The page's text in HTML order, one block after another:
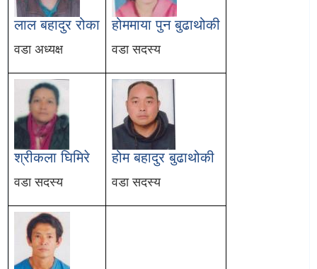
लाल बहादुर रोका
वडा अध्यक्ष
होममाया पुन बुढाथोकी
वडा सदस्य
श्रीकला घिमिरे
वडा सदस्य
होम बहादुर बुढाथोकी
वडा सदस्य